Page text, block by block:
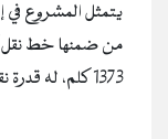
يتمثل المشروع في
1373 كلم، له قدرة نقل تصل 600 ميغاواط بين مالي وموريتانيا.